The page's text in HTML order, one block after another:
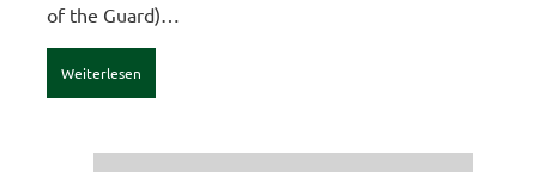
of the Guard)…
Weiterlesen